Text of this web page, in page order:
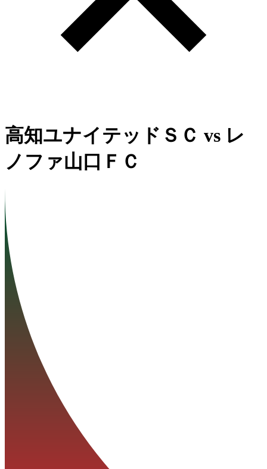
高知ユナイテッドＳＣ vs レ
ノファ山口ＦＣ